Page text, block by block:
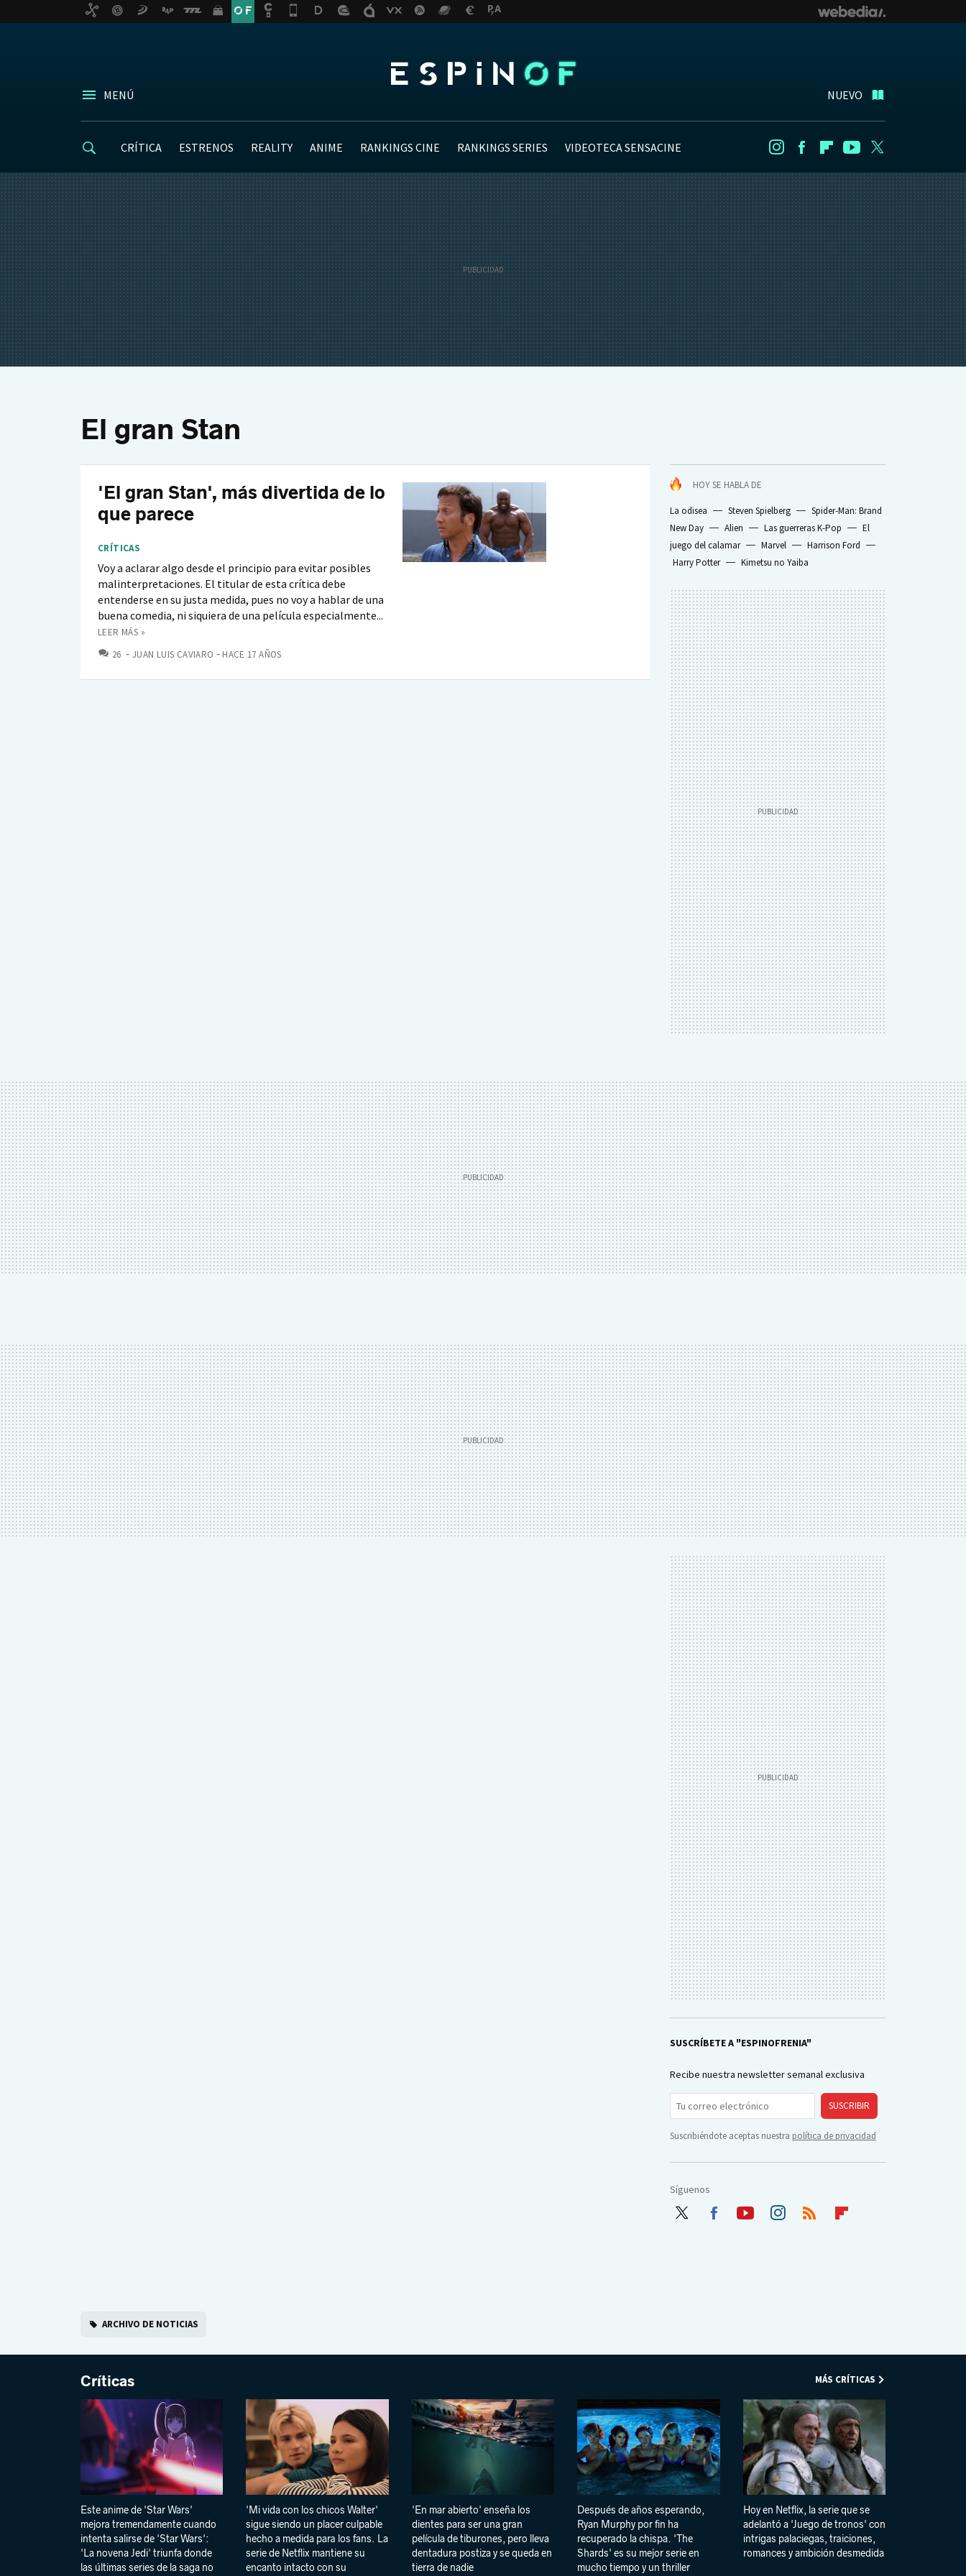
MENÚ NUEVO
CRÍTICA ESTRENOS REALITY ANIME RANKINGS CINE RANKINGS SERIES VIDEOTECA SENSACINE InstagramFacebookFlipboard
Youtube
El gran Stan
HOY SE HABLA DE
La odisea Steven Spielberg
Spider-Man: Brand
New Day
Alien Las guerreras K-Pop
El
juego del calamar
Marvel
Harrison Ford
Harry Potter
Kimetsu no Yaiba
'El gran Stan', más divertida de lo
que parece
CRÍTICAS
Voy a aclarar algo desde el principio para evitar posibles
malinterpretaciones. El titular de esta crítica debe
entenderse en su justa medida, pues no voy a hablar de una
buena comedia, ni siquiera de una película especialmente...
LEER MÁS »
26 COMENTARIOS
JUAN LUIS CAVIARO HACE 17 AÑOS
SUSCRÍBETE A "ESPINOFRENIA"
Recibe nuestra newsletter semanal exclusiva
SUSCRIBIR
Suscribiéndote aceptas nuestra política de privacidad
Síguenos
ARCHIVO DE NOTICIAS
Críticas
Este anime de 'Star Wars'
mejora tremendamente cuando
intenta salirse de 'Star Wars':
'La novena Jedi' triunfa donde
las últimas series de la saga no
'Mi vida con los chicos Walter'
sigue siendo un placer culpable
hecho a medida para los fans. La
serie de Netflix mantiene su
encanto intacto con su
'En mar abierto' enseña los
dientes para ser una gran
película de tiburones, pero lleva
dentadura postiza y se queda en
tierra de nadie
Después de años esperando,
Ryan Murphy por fin ha
recuperado la chispa. 'The
Shards' es su mejor serie en
mucho tiempo y un thriller
Hoy en Netflix, la serie que se
adelantó a 'Juego de tronos' con
intrigas palaciegas, traiciones,
romances y ambición desmedida
MÁS CRÍTICAS